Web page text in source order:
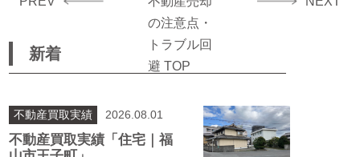
の注意点・
トラブル回
避 TOP
新着
不動産買取実績 2026.08.01
不動産買取実績「住宅｜福